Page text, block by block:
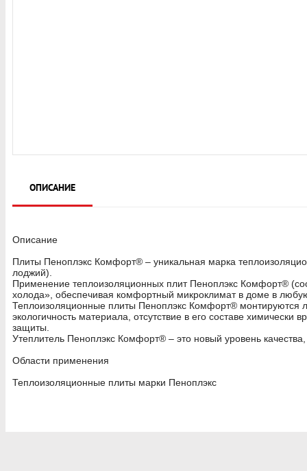
ОПИСАНИЕ
Описание
Плиты Пеноплэкс Комфорт® – уникальная марка
лоджий).
Применение теплоизоляционных плит Пеноплэкс Комфорт®
холода», обеспечивая комфортный микроклимат в доме в
Теплоизоляционные плиты Пеноплэкс Комфорт® монтируются
экологичность материала, отсутствие в его составе
защиты.
Утеплитель Пеноплэкс Комфорт® – это новый уровень
Области применения
Теплоизоляционные плиты марки Пеноплэкс